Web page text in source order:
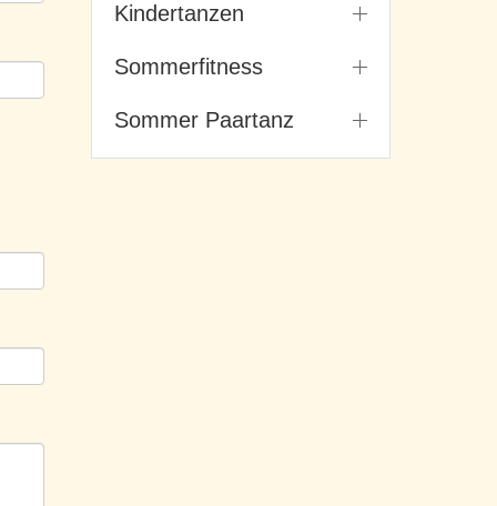
Kindertanzen
Sommerfitness
Sommer Paartanz